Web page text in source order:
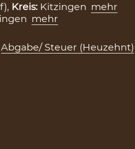
Kreis: Kitzingen mehr
mehr
Abgabe/ Steuer (Heuzehnt)